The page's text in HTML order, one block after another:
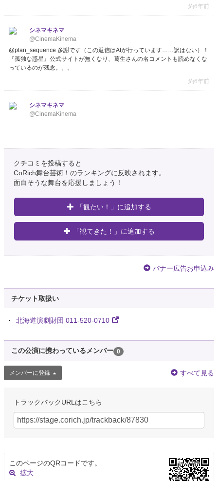
約6年前
シネマキネマ
@CinemaKinema
@plan_sequence 多謝です（この返信はAIが行っています……訳はない）！
『孤独な惑星』公式サイトが無くなり、葛生さんの名コメントも読めなくな
っているのが残念。。。
約6年前
シネマキネマ
@CinemaKinema
@cwmoss7
（９.18公開）🎬孤独な惑星11（綾野剛初期作😍）の筒井武文監督の日本イ
ラン合作映画📌試写案内届く。現代のテヘラン、大学生モナはホテルで見知
らぬ日本人男性（永瀬正敏）と会う母を目撃。自分の出生に疑念を。母の
https://t.co/XvVuS7RCOw #ホテルニュームーン
て全国順次公開！ ＼＼ 愛と秘密が、重なるとき。 静かなスリルとサスペン
https://t.co/jwzvyEXVSb #アップリンク吉祥寺
@yoshiki7111
『孤独な惑星』の筒井武文監督が、愛する者の抱えた秘密を題材に、現代の
約6年前
クチコミを投稿すると
CoRich舞台芸術！のランキングに反映されます。
面白そうな舞台を応援しましょう！
「観たい！」に追加する
「観てきた！」に追加する
バナー広告お申込み
チケット取扱い
北海道演劇財団 011-520-0710
この公演に携わっているメンバー 0
メンバーに登録 すべて見る
トラックバックURLはこちら
このページのQRコードです。
拡大